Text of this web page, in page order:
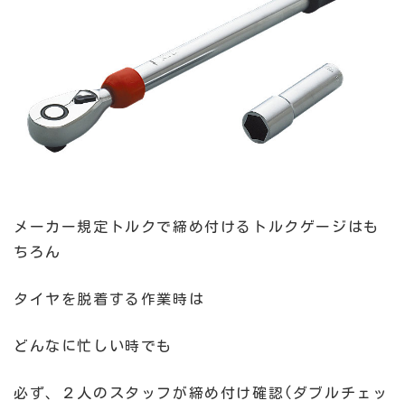
メーカー規定トルクで締め付けるトルクゲージはも
ちろん
タイヤを脱着する作業時は
どんなに忙しい時でも
必ず、２人のスタッフが締め付け確認(ダブルチェッ